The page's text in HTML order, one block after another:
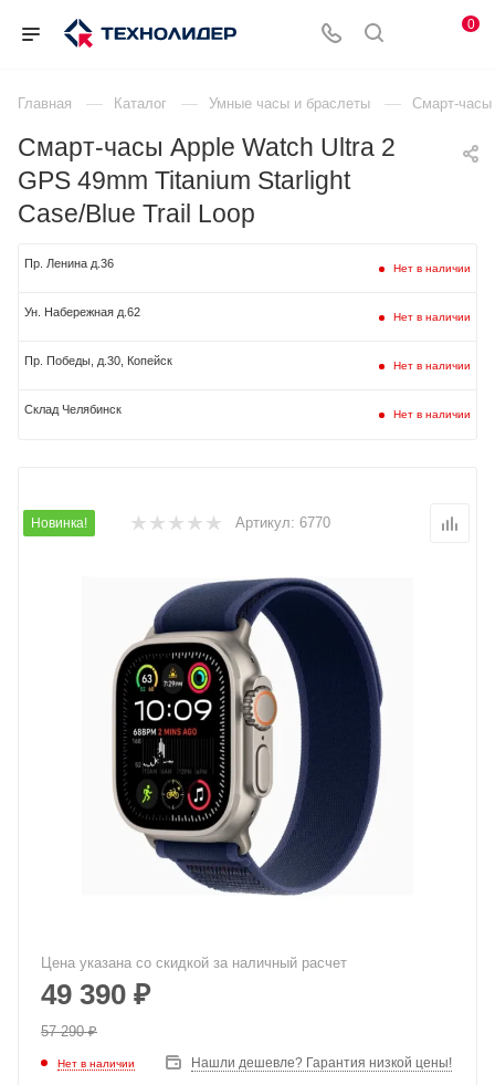
0
Главная — Каталог — Умные часы и браслеты — Смарт-
Смарт-часы Apple Watch Ultra 2
GPS 49mm Titanium Starlight
Case/Blue Trail Loop
Пр. Ленина д.36 Нет в наличии
Ун. Набережная д.62 Нет в наличии
Пр. Победы, д.30, Копейск Нет в наличии
Склад Челябинск Нет в наличии
Новинка! Артикул: 6770
Цена указана со скидкой за наличный расчет
49 390 ₽
57 290₽
Нет в наличии Нашли дешевле? Гарантия низкой цены!